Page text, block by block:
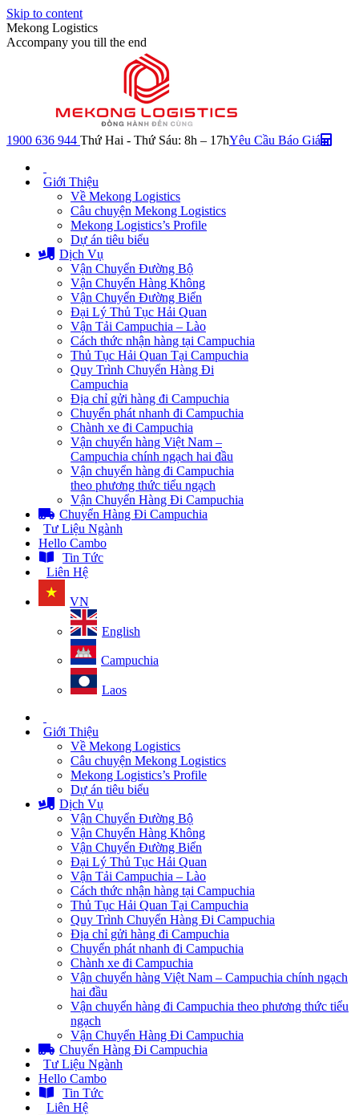
Skip to content
Mekong Logistics
Accompany you till the end
1900 636 944 Thứ Hai - Thứ Sáu: 8h – 17hYêu Cầu Báo Giá
Giới Thiệu
Về Mekong Logistics
Câu chuyện Mekong Logistics
Mekong Logistics’s Profile
Dự án tiêu biểu
Dịch Vụ
Vận Chuyển Đường Bộ
Vận Chuyển Hàng Không
Vận Chuyển Đường Biển
Đại Lý Thủ Tục Hải Quan
Vận Tải Campuchia – Lào
Cách thức nhận hàng tại Campuchia
Thủ Tục Hải Quan Tại Campuchia
Quy Trình Chuyển Hàng Đi
Campuchia
Địa chỉ gửi hàng đi Campuchia
Chuyển phát nhanh đi Campuchia
Chành xe đi Campuchia
Vận chuyển hàng Việt Nam –
Campuchia chính ngạch hai đầu
Vận chuyển hàng đi Campuchia
theo phương thức tiểu ngạch
Vận Chuyển Hàng Đi Campuchia
Chuyển Hàng Đi Campuchia
Tư Liệu Ngành
Hello Cambo
Tin Tức
Liên Hệ
VN
English
Campuchia
Laos
Giới Thiệu
Về Mekong Logistics
Câu chuyện Mekong Logistics
Mekong Logistics’s Profile
Dự án tiêu biểu
Dịch Vụ
Vận Chuyển Đường Bộ
Vận Chuyển Hàng Không
Vận Chuyển Đường Biển
Đại Lý Thủ Tục Hải Quan
Vận Tải Campuchia – Lào
Cách thức nhận hàng tại Campuchia
Thủ Tục Hải Quan Tại Campuchia
Quy Trình Chuyển Hàng Đi Campuchia
Địa chỉ gửi hàng đi Campuchia
Chuyển phát nhanh đi Campuchia
Chành xe đi Campuchia
Vận chuyển hàng Việt Nam – Campuchia chính ngạch
hai đầu
Vận chuyển hàng đi Campuchia theo phương thức tiểu
ngạch
Vận Chuyển Hàng Đi Campuchia
Chuyển Hàng Đi Campuchia
Tư Liệu Ngành
Hello Cambo
Tin Tức
Liên Hệ